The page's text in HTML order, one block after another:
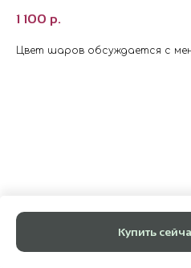
1 100 р.
Купить
Цвет шаров обсуждается с